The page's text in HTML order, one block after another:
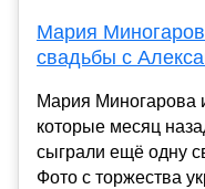
Мария
свадьбы с
Мария Миногарова
которые месяц
сыграли ещё одну
Фото с торжества